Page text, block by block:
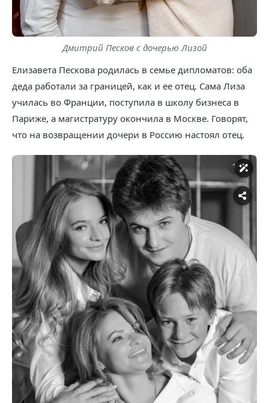
Дмитрий Песков с дочерью Лизой
Елизавета Пескова родилась в семье дипломатов: оба
деда работали за границей, как и ее отец. Сама Лиза
училась во Франции, поступила в школу бизнеса в
Париже, а магистратуру окончила в Москве. Говорят,
что на возвращении дочери в Россию настоял отец.